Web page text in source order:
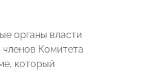
органы власти
Комитета
который